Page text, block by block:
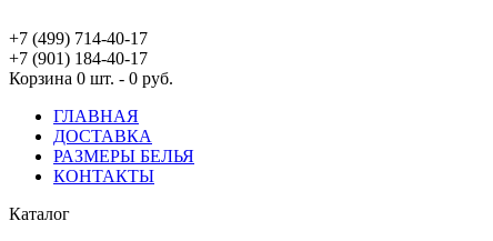
+7 (499) 714-40-17
+7 (901) 184-40-17
Корзина 0 шт. - 0 руб.
ГЛАВНАЯ
ДОСТАВКА
РАЗМЕРЫ БЕЛЬЯ
КОНТАКТЫ
Каталог